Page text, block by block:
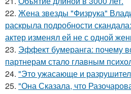
22. Жена звезды "Физрука"
раскрыла подробности
актер изменял ей не с одной
23. Эффект бумеранга: почему
партнерам стало главным
24. "Это ужасающе и
25. "Она Сказала, что